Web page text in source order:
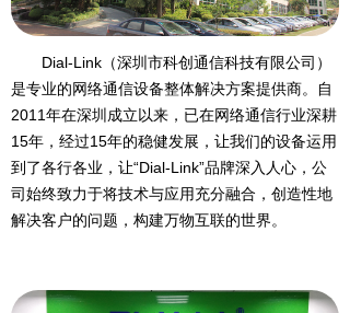
Dial-Link（深圳市科创通信科技有限公司）
是专业的网络通信设备整体解决方案提供商。自
2011年在深圳成立以来，已在网络通信行业深耕
15年，经过15年的稳健发展，让我们的设备运用
到了各行各业，让“Dial-Link”品牌深入人心，公
司始终致力于将技术与应用充分融合，创造性地
解决客户的问题，构建万物互联的世界。